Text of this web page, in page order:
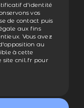
d'identité
vos
de contact puis
aux fins
Vous avez
au
à cette
site cnil.fr pour